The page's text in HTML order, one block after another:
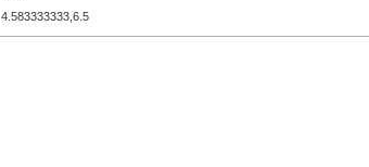
4.583333333,6.5